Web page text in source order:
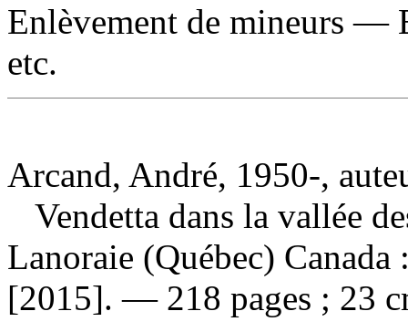
Enlèvement de mineurs —
etc.
Arcand, André, 1950-,
Vendetta dans la vallée
Lanoraie (Québec)
[2015]. — 218 pages ; 23